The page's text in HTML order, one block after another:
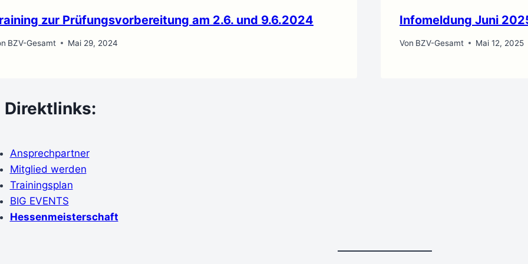
zur Prüfungsvorbereitung am 2.6. und 9.6.2024
BZV-Gesamt Mai 29, 2024
Infomeldung Juni
Von BZV-Gesamt Mai 12, 2025
Direktlinks:
Ansprechpartner
Mitglied werden
Trainingsplan
BIG EVENTS
Hessenmeisterschaft